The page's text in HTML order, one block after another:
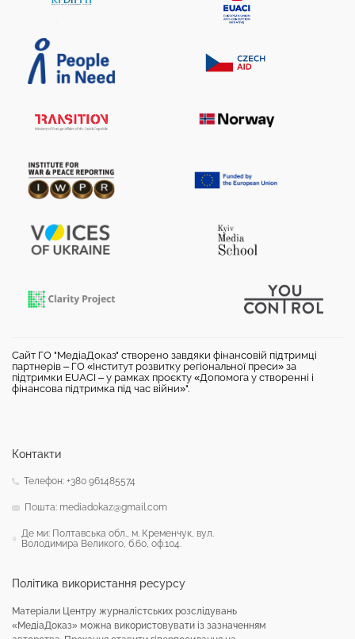
Сайт ГО "МедіаДоказ" створено завдяки фінансовій підтримці
партнерів – ГО «Інститут розвитку регіональної преси» за
підтримки EUACI – у рамках проєкту «Допомога у створенні і
фінансова підтримка під час війни»".
Політика використання ресурсу
Матеріали Центру журналістських розслідувань
«МедіаДоказ» можна використовувати із зазначенням
Контакти
Телефон: +380 961485574
Пошта: mediadokaz@gmail.com
Де ми: Полтавська обл., м. Кременчук, вул.
Володимира Великого, б.60, оф.104.